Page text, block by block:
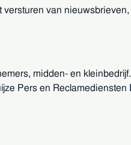
van nieuwsbrieven,
midden- en
Pers en Reclamediensten